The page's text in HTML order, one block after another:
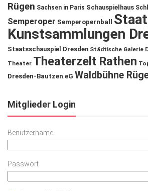
Rügen Sachsen in Paris Schauspielhaus
Semperoper Semperopernball
Kunstsammlungen
Staatsschauspiel Dresden Städtische Galerie
Theater Theaterzelt Rathen
Dresden-Bautzen eG Waldbühne
Mitglieder Login
Benutzername
Passwort